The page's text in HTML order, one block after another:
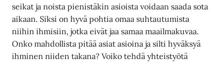
seikat ja noista pienistäkin asioista voidaan saada sota
aikaan. Siksi on hyvä pohtia omaa suhtautumista
niihin ihmisiin, jotka eivät jaa samaa maailmakuvaa.
Onko mahdollista pitää asiat asioina ja silti hyväksyä
ihminen niiden takana? Voiko tehdä yhteistyötä